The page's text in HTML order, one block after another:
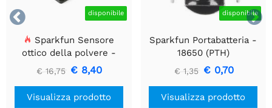

 disponibile
Sparkfun Sensore
ottico della polvere -
GP2Y1010AU0F
€ 16,75 € 8,40
Visualizza prodotto
disponibile
Sparkfun Portabatteria -
18650 (PTH)
€ 1,35 € 0,70
Visualizza prodotto